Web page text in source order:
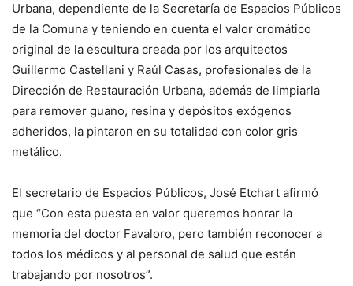
Urbana, dependiente de la Secretaría de Espacios Públicos
de la Comuna y teniendo en cuenta el valor cromático
original de la escultura creada por los arquitectos
Guillermo Castellani y Raúl Casas, profesionales de la
Dirección de Restauración Urbana, además de limpiarla
para remover guano, resina y depósitos exógenos
adheridos, la pintaron en su totalidad con color gris
metálico.
El secretario de Espacios Públicos, José Etchart afirmó
que “Con esta puesta en valor queremos honrar la
memoria del doctor Favaloro, pero también reconocer a
todos los médicos y al personal de salud que están
trabajando por nosotros”.